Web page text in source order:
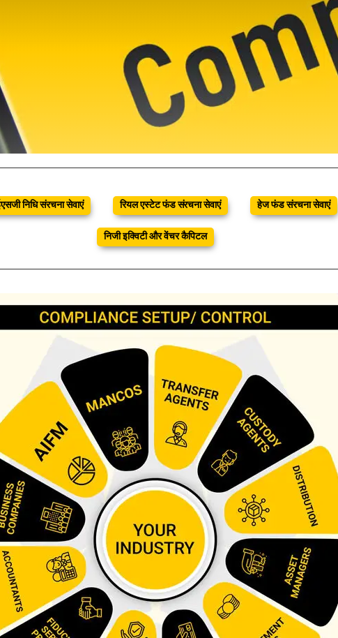
निधि संरचना सेवाएं रियल एस्टेट फंड संरचना सेवाएं हेज फंड संरचना सेवाएं
निजी इक्विटी और वेंचर कैपिटल